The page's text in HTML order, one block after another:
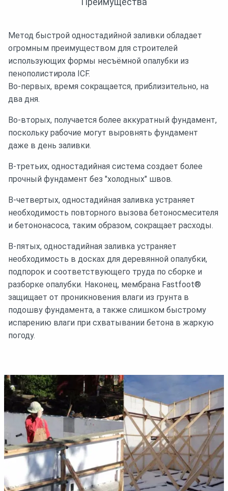
Метод быстрой одностадийной заливки обладает
огромным преимуществом для строителей
использующих формы несъёмной опалубки из
пенополистирола ICF.
Во-первых, время сокращается, приблизительно, на
два дня.
Во-вторых, получается более аккуратный фундамент,
поскольку рабочие могут выровнять фундамент
даже в день заливки.
В-третьих, одностадийная система создает более
прочный фундамент без "холодных" швов.
В-четвертых, одностадийная заливка устраняет
необходимость повторного вызова бетоносмесителя
и бетононасоса, таким образом, сокращает расходы.
В-пятых, одностадийная заливка устраняет
необходимость в досках для деревянной опалубки,
подпорок и соответствующего труда по сборке и
разборке опалубки. Наконец, мембрана Fastfoot®
защищает от проникновения влаги из грунта в
подошву фундамента, а также слишком быстрому
испарению влаги при схватывании бетона в жаркую
погоду.